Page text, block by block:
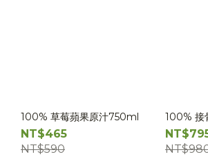
100% 草莓蘋果原汁750ml
NT$465
NT$590
100% 接